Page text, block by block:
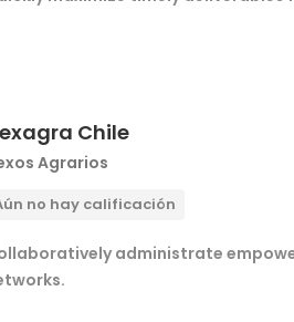
Chile
Agrarios
no hay calificación
administrate